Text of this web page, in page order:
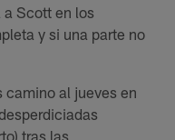
a Scott en los
y si una parte no
camino al jueves en
tras las